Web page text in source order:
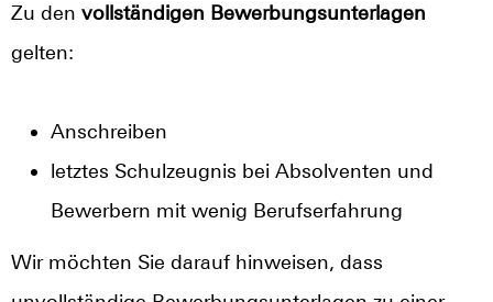
Zu den vollständigen Bewerbungsunterlagen
gelten:
Anschreiben
letztes Schulzeugnis bei Absolventen und
Bewerbern mit wenig Berufserfahrung
Wir möchten Sie darauf hinweisen, dass